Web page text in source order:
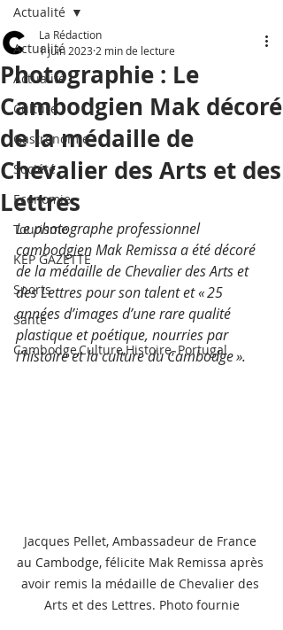
Actualité
Actualité
Culture
Gastronomie
Société
Economie
Tourisme
KEP GAZETTE
Sports
Santé
Cambodge,Culture,Histoire, Portugal
Actualité
Photographie : Le
Cambodgien Mak décoré
de la médaille de
Chevalier des Arts et des
Lettres
La Rédaction
1 juin 2023 2 min de lecture
Le photographe professionnel
cambodgien Mak Remissa a été décoré
de la médaille de Chevalier des Arts et
des Lettres pour son talent et « 25
années d’images d’une rare qualité
plastique et poétique, nourries par
l’histoire et la culture du Cambodge ».
Jacques Pellet, Ambassadeur de France
au Cambodge, félicite Mak Remissa après
avoir remis la médaille de Chevalier des
Arts et des Lettres. Photo fournie